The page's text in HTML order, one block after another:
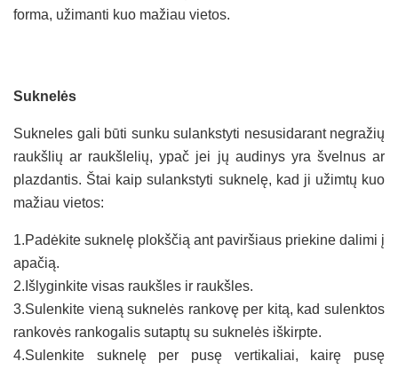
forma, užimanti kuo mažiau vietos.
Suknelės
Sukneles gali būti sunku sulankstyti nesusidarant negražių
raukšlių ar raukšlelių, ypač jei jų audinys yra švelnus ar
plazdantis. Štai kaip sulankstyti suknelę, kad ji užimtų kuo
mažiau vietos:
1.Padėkite suknelę plokščią ant paviršiaus priekine dalimi į
apačią.
2.Išlyginkite visas raukšles ir raukšles.
3.Sulenkite vieną suknelės rankovę per kitą, kad sulenktos
rankovės rankogalis sutaptų su suknelės iškirpte.
4.Sulenkite suknelę per pusę vertikaliai, kairę pusę